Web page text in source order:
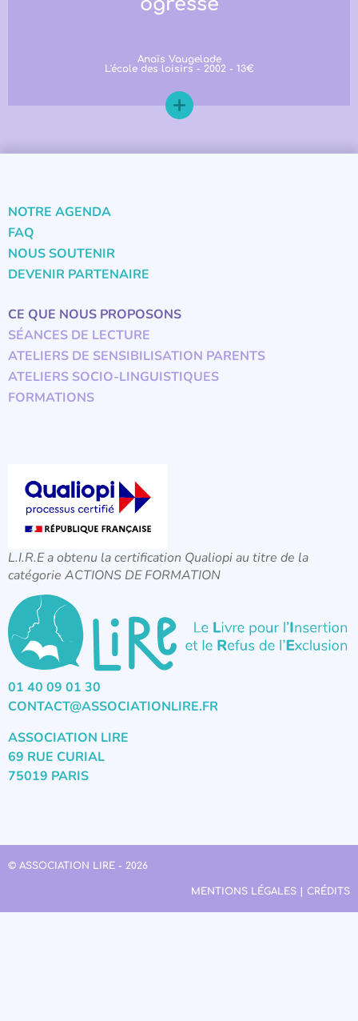
Anaïs Vaugelade
L'école des loisirs - 2002 - 13€
NOTRE AGENDA
FAQ
NOUS SOUTENIR
DEVENIR PARTENAIRE
CE QUE NOUS PROPOSONS
SÉANCES DE LECTURE
ATELIERS DE SENSIBILISATION PARENTS
ATELIERS SOCIO-LINGUISTIQUES
FORMATIONS
L.I.R.E a obtenu la certification Qualiopi au titre de la
catégorie ACTIONS DE FORMATION
01 40 09 01 30
CONTACT@ASSOCIATIONLIRE.FR
ASSOCIATION LIRE
69 RUE CURIAL
75019 PARIS
© ASSOCIATION LIRE - 2026
MENTIONS LÉGALES | CRÉDITS